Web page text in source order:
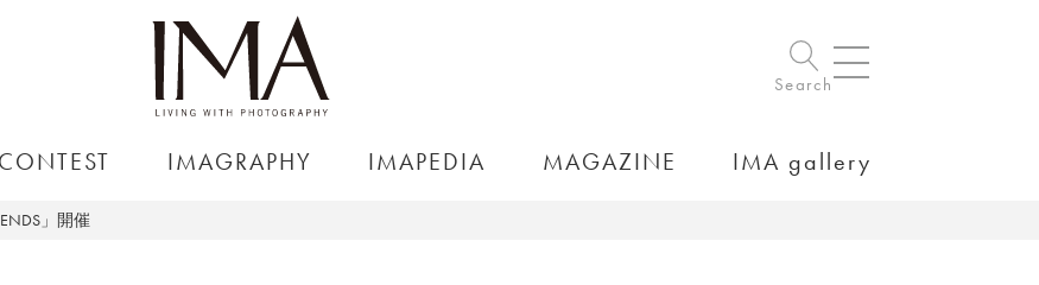
Search
CONTEST IMAGRAPHY IMAPEDIA MAGAZINE IMA gallery
」開催